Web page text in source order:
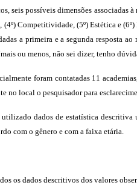
seis possíveis dimensões
(4º) Competitividade, (5º) Estética e
a primeira e a segunda resposta
ou menos, não sei dizer, tenho
foram contatadas 11
no local o pesquisador para
dados de estatística descritiva
com o gênero e com a faixa etária.
os dados descritivos dos valores